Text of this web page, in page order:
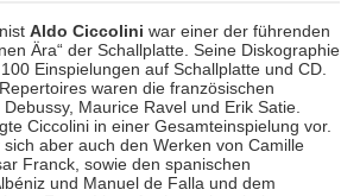
Aldo Ciccolini war einer der führenden
Ära“ der Schallplatte. Seine Diskographie
Einspielungen auf Schallplatte und CD.
waren die französischen
Maurice Ravel und Erik Satie.
Ciccolini in einer Gesamteinspielung vor.
aber auch den Werken von Camille
Franck, sowie den spanischen
und Manuel de Falla und dem